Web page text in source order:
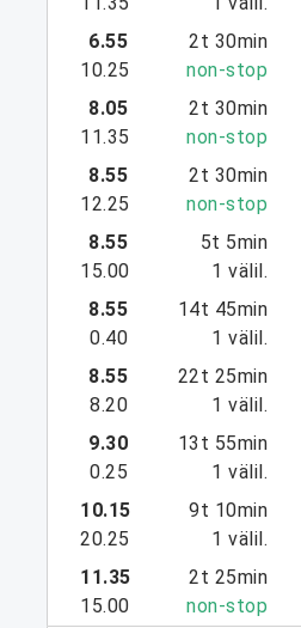
6.55
10.25
2t 30min
non-stop
8.05
11.35
2t 30min
non-stop
8.55
12.25
2t 30min
non-stop
8.55
15.00
5t 5min
1 välil.
8.55
0.40
14t 45min
1 välil.
8.55
8.20
22t 25min
1 välil.
9.30
0.25
13t 55min
1 välil.
10.15
20.25
9t 10min
1 välil.
11.35
15.00
2t 25min
non-stop